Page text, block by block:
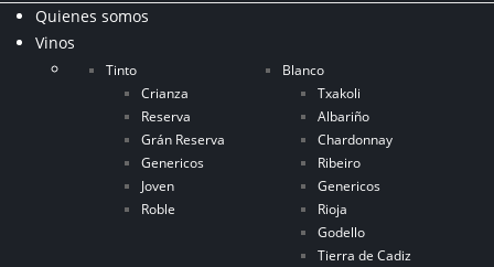
Quienes somos
Vinos
Tinto
Crianza
Reserva
Grán Reserva
Genericos
Joven
Roble
Blanco
Txakoli
Albariño
Chardonnay
Ribeiro
Genericos
Rioja
Godello
Tierra de Cadiz